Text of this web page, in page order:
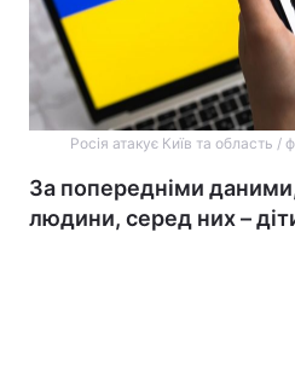
Росія атакує Київ та область /
За попередніми
людини, серед них –